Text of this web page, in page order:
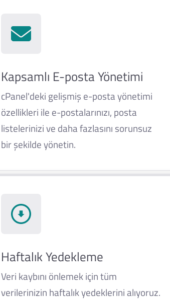
Kapsamlı E-posta Yönetimi
cPanel'deki gelişmiş e-posta yönetimi
özellikleri ile e-postalarınızı, posta
listelerinizi ve daha fazlasını sorunsuz
bir şekilde yönetin.
Haftalık Yedekleme
Veri kaybını önlemek için tüm
verilerinizin haftalık yedeklerini alıyoruz.